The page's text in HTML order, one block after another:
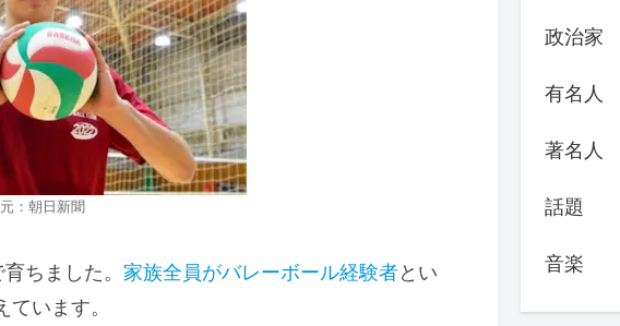
：朝日新聞
ちました。 家族全員がバレーボール経験者とい
います。
政治家
有名人
著名人
話題
音楽